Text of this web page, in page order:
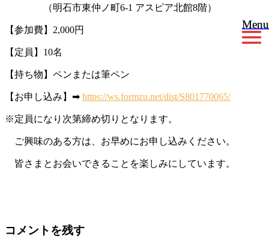
Menu
Menu
（明石市東仲ノ町6-1 アスピア北館8階）
【参加費】2,000円
【定員】10名
【持ち物】ペンまたは筆ペン
【お申し込み】➡ https://ws.formzu.net/dist/S801770065/
※定員になり次第締め切りとなります。
ご興味のある方は、お早めにお申し込みください。
皆さまとお会いできることを楽しみにしています。
コメントを残す